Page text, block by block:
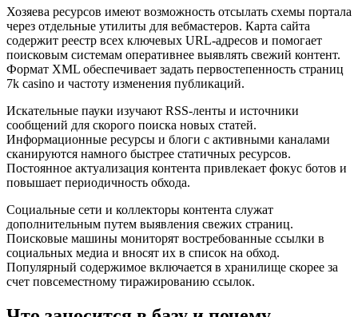
Хозяева ресурсов имеют возможность отсылать схемы портала
через отдельные утилиты для вебмастеров. Карта сайта
содержит реестр всех ключевых URL-адресов и помогает
поисковым системам оперативнее выявлять свежий контент.
Формат XML обеспечивает задать первостепенность страниц
7k casino и частоту изменения публикаций.
Искательные пауки изучают RSS-ленты и источники
сообщений для скорого поиска новых статей.
Информационные ресурсы и блоги с активными каналами
сканируются намного быстрее статичных ресурсов.
Постоянное актуализация контента привлекает фокус ботов и
повышает периодичность обхода.
Социальные сети и коллекторы контента служат
дополнительным путем выявления свежих страниц.
Поисковые машины мониторят востребованные ссылки в
социальных медиа и вносят их в список на обход.
Популярный содержимое включается в хранилище скорее за
счет повсеместному тиражированию ссылок.